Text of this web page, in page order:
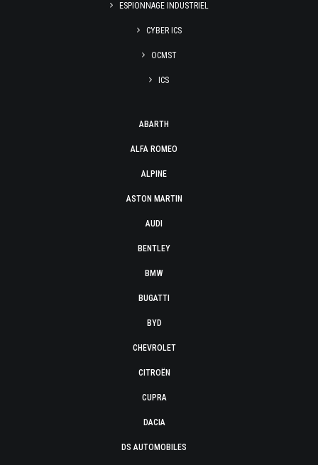
ESPIONNAGE INDUSTRIEL
CYBER ICS
OCMST
ICS
ABARTH
ALFA ROMEO
ALPINE
ASTON MARTIN
AUDI
BENTLEY
BMW
BUGATTI
BYD
CHEVROLET
CITROËN
CUPRA
DACIA
DS AUTOMOBILES